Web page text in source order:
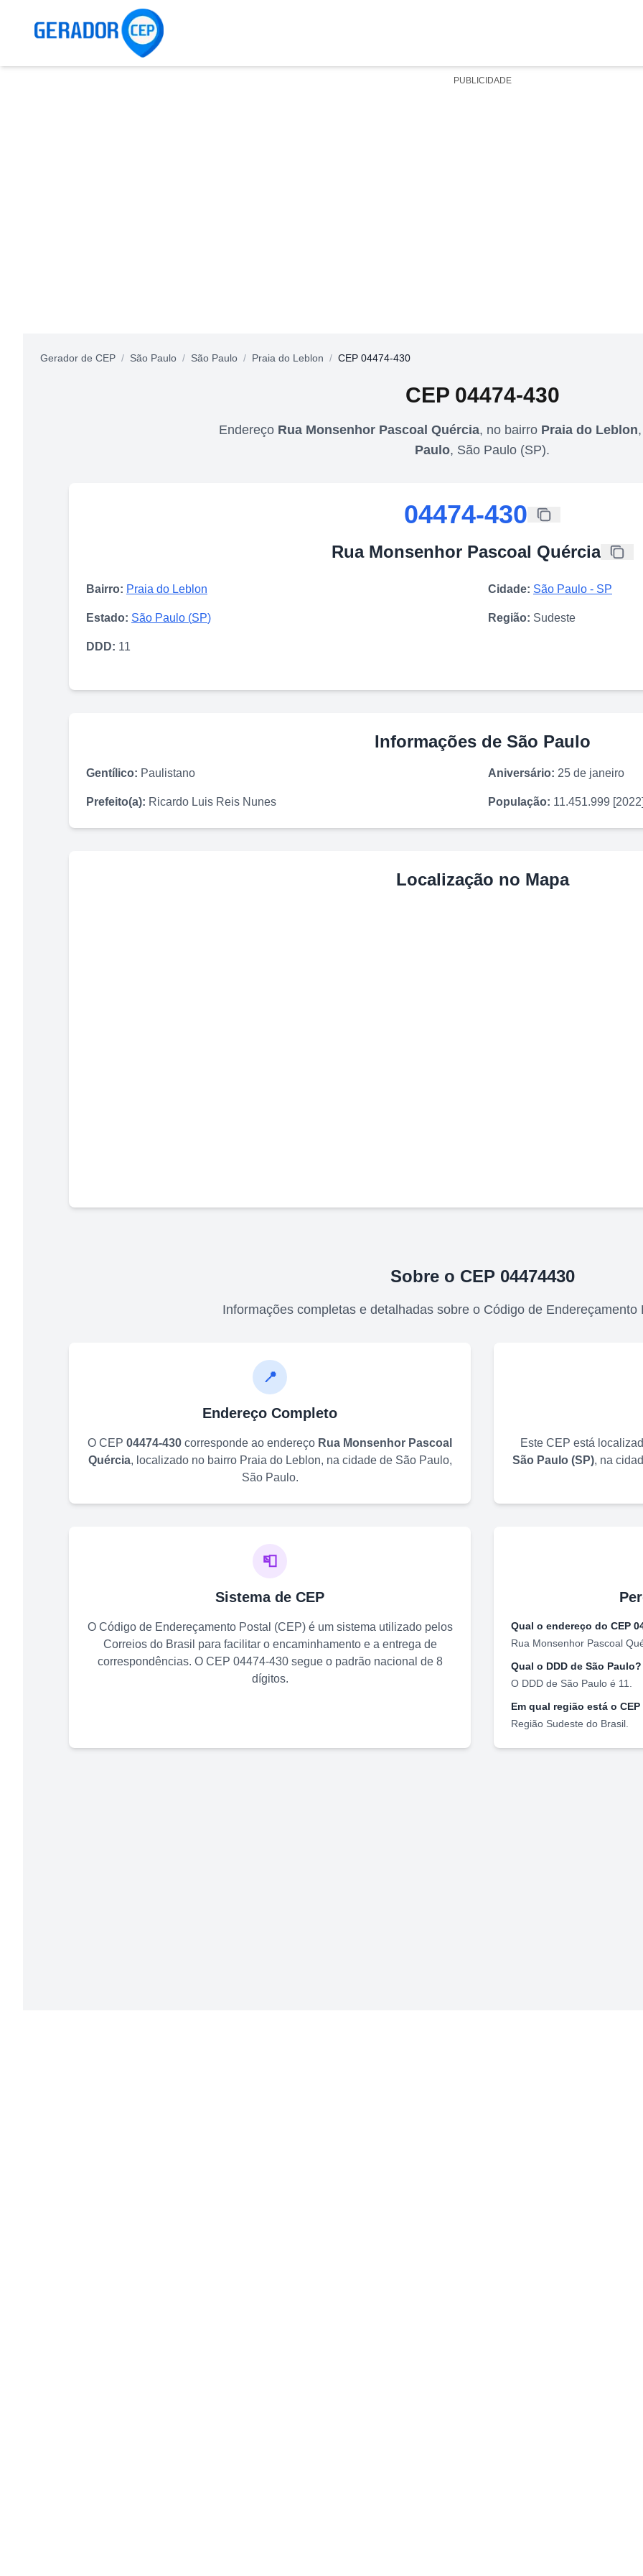
PUBLICIDADE
Gerador de CEP / São Paulo / São Paulo / Praia do Leblon / CEP 04474-430
CEP 04474-430
Endereço Rua Monsenhor Pascoal Quércia, no bairro Praia do Leblon
Paulo, São Paulo (SP).
04474-430
Rua Monsenhor Pascoal Quércia
Bairro: Praia do Leblon Cidade: São Paulo - SP
Estado: São Paulo (SP) Região: Sudeste
DDD: 11
Informações de São Paulo
Gentílico: Paulistano Aniversário: 25 de janeiro
Prefeito(a): Ricardo Luis Reis Nunes População: 11.451.999
Localização no Mapa
Sobre o CEP 04474430
Informações completas e detalhadas sobre o Código de
📍
Endereço Completo
O CEP 04474-430 corresponde ao endereço Rua Monsenhor Pascoal
Quércia, localizado no bairro Praia do Leblon, na cidade de São Paulo,
São Paulo.
Este CEP está
São Paulo (SP), na
📮
Sistema de CEP
O Código de Endereçamento Postal (CEP) é um sistema utilizado pelos
Correios do Brasil para facilitar o encaminhamento e a entrega de
correspondências. O CEP 04474-430segue o padrão nacional de 8
dígitos.
Qual o endereço do CEP
Rua Monsenhor Pascoal
Qual o DDD de São Paulo?
O DDD de São Paulo é 11
Em qual região está o CEP
Região Sudeste do Brasil.